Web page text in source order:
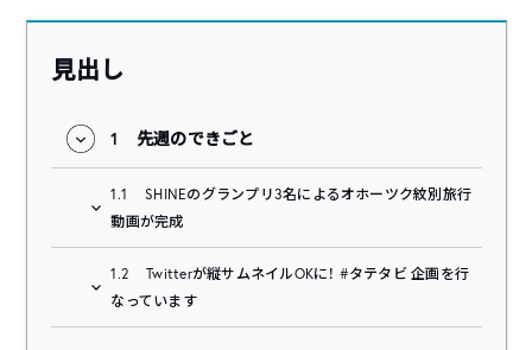
見出し
1 先週のできごと
1.1
SHINEのグランプリ3名によるオホーツク紋別旅行
動画が完成
1.2
Twitterが縦サムネイルOKに！ #タテタビ 企画を行
なっています